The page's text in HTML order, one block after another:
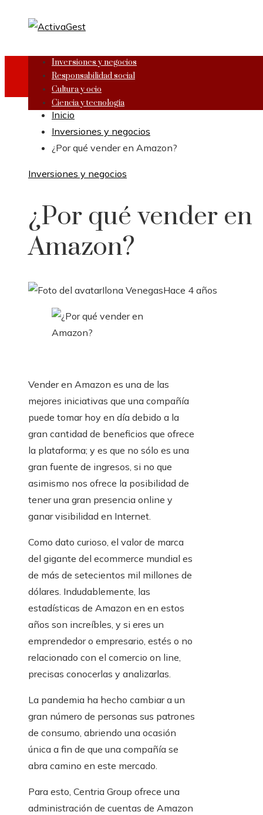
Inversiones y negocios
Responsabilidad social
Cultura y ocio
Ciencia y tecnología
Inicio
Inversiones y negocios
¿Por qué vender en Amazon?
Inversiones y negocios
¿Por qué vender en
Amazon?
Ilona VenegasHace 4 años
Vender en Amazon es una de las
mejores iniciativas que una compañía
puede tomar hoy en día debido a la
gran cantidad de beneficios que ofrece
la plataforma; y es que no sólo es una
gran fuente de ingresos, si no que
asimismo nos ofrece la posibilidad de
tener una gran presencia online y
ganar visibilidad en Internet.
Como dato curioso, el valor de marca
del gigante del ecommerce mundial es
de más de setecientos mil millones de
dólares. Indudablemente, las
estadísticas de Amazon en en estos
años son increíbles, y si eres un
emprendedor o empresario, estés o no
relacionado con el comercio on line,
precisas conocerlas y analizarlas.
La pandemia ha hecho cambiar a un
gran número de personas sus patrones
de consumo, abriendo una ocasión
única a fin de que una compañía se
abra camino en este mercado.
Para esto, Centria Group ofrece una
administración de cuentas de Amazon